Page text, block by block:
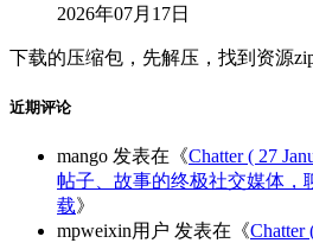
2026年07月17日
下载的压缩包，先解压，找到资源
近期评论
mango 发表在《Chatter ( 27
帖子、故事的终极社交媒体，
载》
mpweixin用户 发表在《Chatter